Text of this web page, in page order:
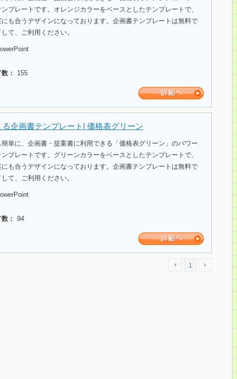
プレートです。オレンジカラーをベースとしたテンプレートで、
にも合うデザインになっております。企画書テンプレートは無料で
て、ご利用ください。
：
155
る企画書テンプレート| 価格表グリーン
単に、企画書・提案書に利用できる「価格表グリーン」のパワー
プレートです。グリーンカラーをベースとしたテンプレートで、
にも合うデザインになっております。企画書テンプレートは無料で
て、ご利用ください。
：
94
1